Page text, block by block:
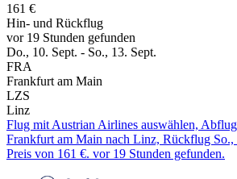
161 €
Hin- und Rückflug
vor 19 Stunden gefunden
Do., 10. Sept. - So., 13. Sept.
FRA
Frankfurt am Main
LZS
Linz
Flug mit Austrian Airlines auswählen,
Frankfurt am Main nach Linz, Rückflug So.,
Preis von 161 €. vor 19 Stunden gefunden.